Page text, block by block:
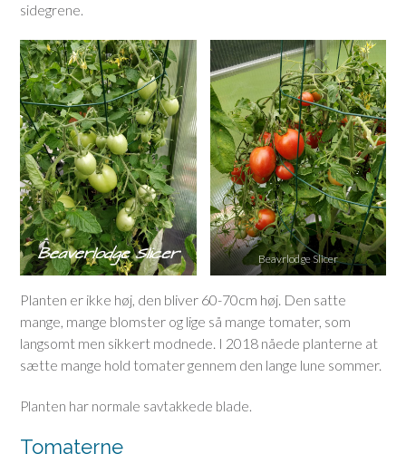
sidegrene.
Beavrlodge Slicer
Planten er ikke høj, den bliver 60-70cm høj. Den satte
mange, mange blomster og lige så mange tomater, som
langsomt men sikkert modnede. I 2018 nåede planterne at
sætte mange hold tomater gennem den lange lune sommer.
Planten har normale savtakkede blade.
Tomaterne